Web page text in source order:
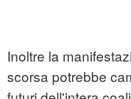
Inoltre la
scorsa potrebbe